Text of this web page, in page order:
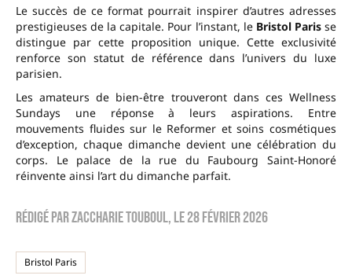
Le succès de ce format pourrait inspirer d’autres adresses
prestigieuses de la capitale. Pour l’instant, le Bristol Parisse
distingue par cette proposition unique. Cette exclusivité
renforce son statut de référence dans l’univers du luxe
parisien.
Les amateurs de bien-être trouveront dans ces Wellness
Sundays une réponse à leurs aspirations. Entre
mouvements fluides sur le Reformer et soins cosmétiques
d’exception, chaque dimanche devient une célébration du
corps. Le palace de la rue du Faubourg Saint-Honoré
réinvente ainsi l’art du dimanche parfait.
Rédigé parzaccharie touboul, le28 février 2026
Bristol Paris